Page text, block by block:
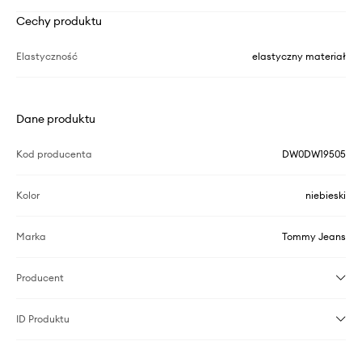
Cechy produktu
Elastyczność elastyczny materiał
Dane produktu
Kod producenta DW0DW19505
Kolor niebieski
Marka Tommy Jeans
Producent
ID Produktu